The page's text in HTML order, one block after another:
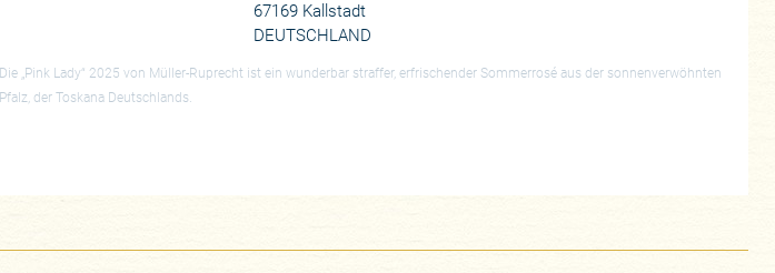
67169 Kallstadt
DEUTSCHLAND
Die „Pink Lady“ 2025 von Müller-Ruprecht ist ein wunderbar straffer, erfrischender Sommerrosé aus der sonnenverwöhnten
Pfalz, der Toskana Deutschlands.